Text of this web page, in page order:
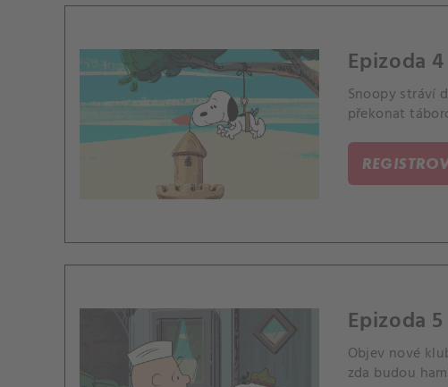
Epizoda
Snoopy stráví
překonat
Epizoda
Objev nové
zda budou